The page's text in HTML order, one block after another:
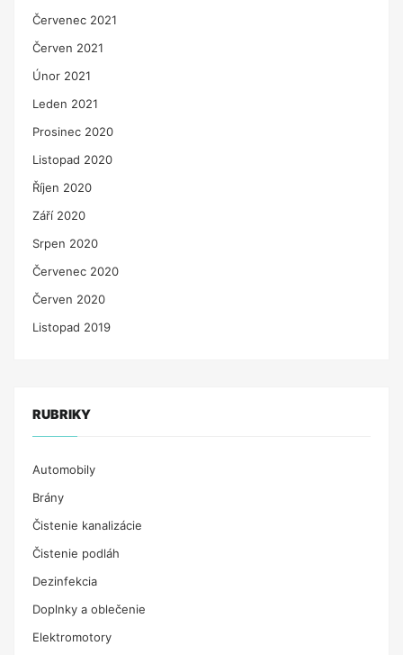
Červenec 2021
Červen 2021
Únor 2021
Leden 2021
Prosinec 2020
Listopad 2020
Říjen 2020
Září 2020
Srpen 2020
Červenec 2020
Červen 2020
Listopad 2019
RUBRIKY
Automobily
Brány
Čistenie kanalizácie
Čistenie podláh
Dezinfekcia
Doplnky a oblečenie
Elektromotory